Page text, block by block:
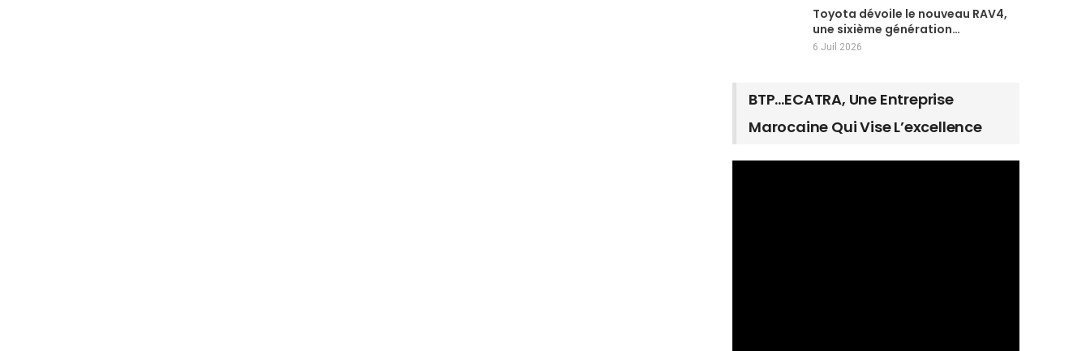
Toyota dévoile le nouveau RAV4,
une sixième génération…
6 Juil 2026
BTP…ECATRA, Une Entreprise
Marocaine Qui Vise L’excellence